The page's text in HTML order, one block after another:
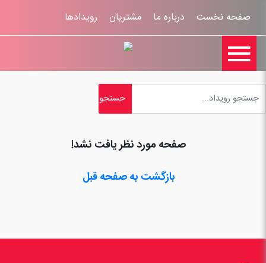
صفحه نخست درباره ما مشتریان رویدادها
ثبت شکایات راهنمای سایت
تماس با ما

صفحه مورد نظر یافت نشد!
بازگشت به صفحه قبل